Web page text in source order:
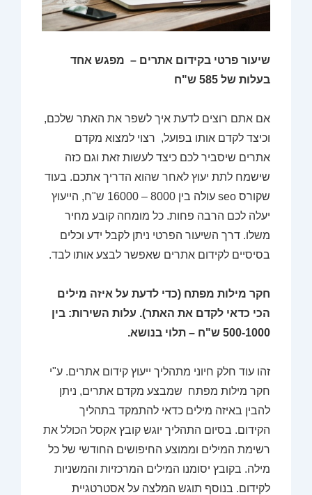
שיעור פרטי בקידום אתרים – מפגש אחד
בעלות של 585 ש"ח
אם אתם רוצים לדעת איך לשפר את האתר שלכם,
וכיצד לקדם אותו בפועל, רצוי למצוא מקדם
אתרים שיסביר לכם כיצד לעשות זאת וגם כזה
שישמח לתת יעוץ לאחר שהוא הדריך אתכם. בעוד
שקורס seo עולה בין 8000 – 16000 ש"ח, הייעוץ
יעלה לכם הרבה פחות. כל מומחה קובע מחיר
משלו. דרך השיעור הפרטי ניתן לקבל ידע וכלים
בסיסיים לקידום אתרים שאפשר לבצע אותו לבד.
חקר מילות מפתח (כדי לדעת על איזה מילים
הכי כדאי לקדם את האתר). עלות השירות: בין
500-1000 ש"ח – תלוי בנושא.
זהו עוד חלק חיוני מתהליך ייעוץ קידום אתרים. ע"י
חקר מילות מפתח שמבצע מקדם אתרים, ניתן
להבין באיזה מילים כדאי להתמקד בתהליך
הקידום. בסיום התהליך יוגש קובץ אקסל הכולל את
רשימת המילים וממוצע החיפושים החודשי של כל
מילה. בקובץ יסומנו המילים המרכזיות והמשניות
לקידום. בנוסף תוגש המלצה על אסטרטגיית